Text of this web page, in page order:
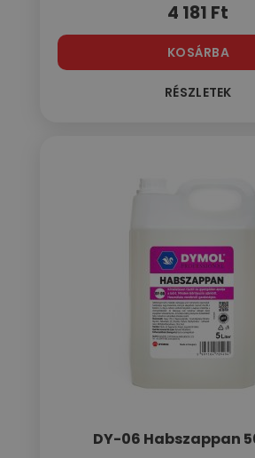
4 181 Ft
KOSÁRBA
RÉSZLETEK
DY-06 Habszappan